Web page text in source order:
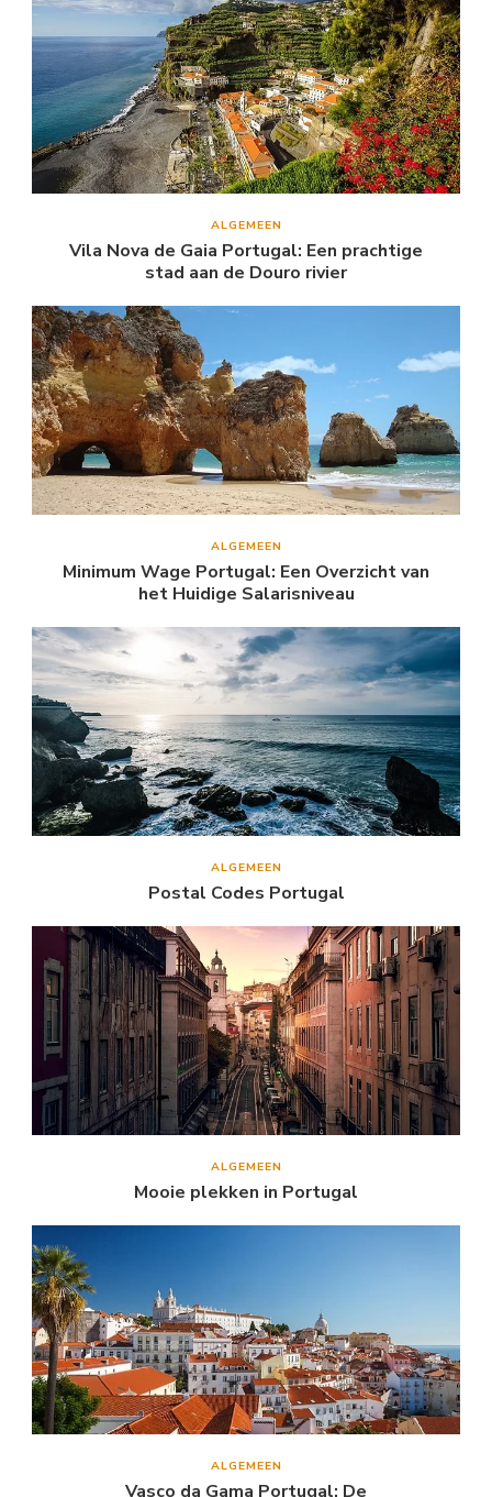
ALGEMEEN
Vila Nova de Gaia Portugal: Een prachtige
stad aan de Douro rivier
ALGEMEEN
Minimum Wage Portugal: Een Overzicht van
het Huidige Salarisniveau
ALGEMEEN
Postal Codes Portugal
ALGEMEEN
Mooie plekken in Portugal
ALGEMEEN
Vasco da Gama Portugal: De